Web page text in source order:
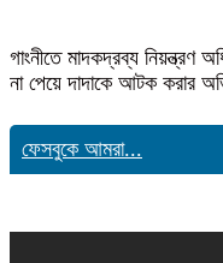
গাংনীতে মাদকদ্রব্য নিয়ন্ত্রণ
না পেয়ে দাদাকে আটক করার
ফেসবুকে আমরা...